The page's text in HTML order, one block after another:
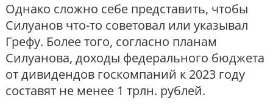
Однако сложно себе представить, чтобы
Силуанов что-то советовал или указывал
Грефу. Более того, согласно планам
Силуанова, доходы федерального бюджета
от дивидендов госкомпаний к 2023 году
составят не менее 1 трлн. рублей.